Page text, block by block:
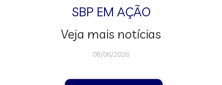
SBP EM AÇÃO
Veja mais notícias
08/06/2026